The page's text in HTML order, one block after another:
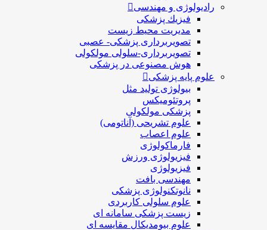
رادیولوژی و مهندسی
فيزيك پزشکی
مدیریت محیط زیست
تصویربرداری پزشکی- عصبی
تصویربرداری-سلولی مولکولی
هوش مصنوعی در پزشکی
علوم پایه پزشکی
بیولوژی تولید مثل
پروتئومیکس
پزشکی مولکولی
علوم تشریحی (آناتومی)
علوم اعصاب
فارماکولوژی
فیزیولوژی ورزش
فیزیولوژی
مهندسی بافت
نانوتکنولوژی پزشکی
علوم سلولی کاربردی
زیست پزشکی سامانه ای
علوم بیومدیکال مقایسه ای